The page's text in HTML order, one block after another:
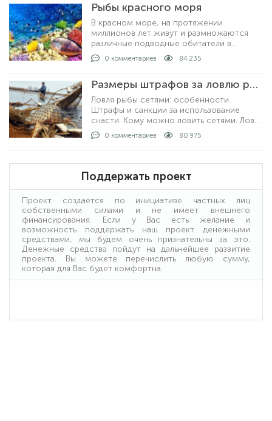
нарушая закон.
Рыбы красного моря
В красном море, на протяжении
миллионов лет живут и размножаются
различные подводные обитатели в
большом количестве. На сегодняшний
день известно о полутора тысячах видов
0 комментариев 84 235
Размеры штрафов за ловлю рыбы сетями
Ловля рыбы сетями: особенности.
Штрафы и санкции за использование
снасти. Кому можно ловить сетями. Ловля
рыбы с берега и на лодке: как проходит
процедура. Получение лицензии: кто
0 комментариев 80 975
Поддержать проект
Проект создается по инициативе частных лиц
собственными силами и не имеет внешнего
финансирования. Если у Вас есть желание и
возможность поддержать наш проект денежными
средствами, мы будем очень признательны за это.
Денежные средства пойдут на дальнейшее развитие
проекта. Вы можете перечислить любую сумму,
которая для Вас будет комфортна.